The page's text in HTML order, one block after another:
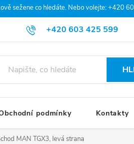
sežene co hledáte. Nebo volejte: +420
+420 603 425 599
Podmínky ochrany osobních údajů
podmínky Kontakty
MAN TGX3, levá strana